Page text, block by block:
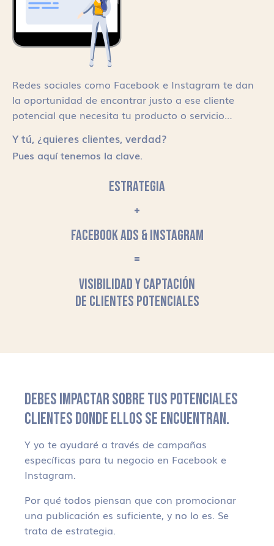
Redes sociales como Facebook e Instagram te dan
la oportunidad de encontrar justo a ese cliente
potencial que necesita tu producto o servicio…
Y tú, ¿quieres clientes, verdad?
Pues aquí tenemos la clave.
ESTRATEGIA
+
FACEBOOK ADS & INSTAGRAM
=
VISIBILIDAD Y CAPTACIÓN
DE CLIENTES POTENCIALES
DEBES IMPACTAR SOBRE TUS POTENCIALES
CLIENTES DONDE ELLOS SE ENCUENTRAN.
Y yo te ayudaré a través de campañas
específicas para tu negocio en Facebook e
Instagram.
Por qué todos piensan que con promocionar
una publicación es suficiente, y no lo es. Se
trata de estrategia.